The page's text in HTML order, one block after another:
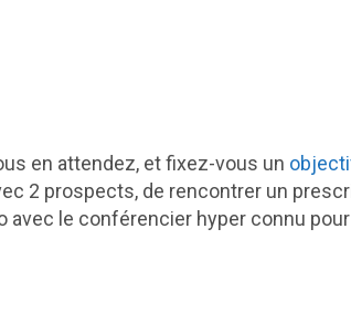
en attendez, et fixez-vous un
2 prospects, de rencontrer un
avec le conférencier hyper connu